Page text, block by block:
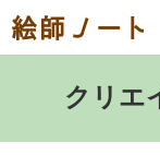
絵師ノート
クリエ